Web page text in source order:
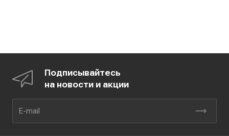
Подписывайтесь
на новости и акции